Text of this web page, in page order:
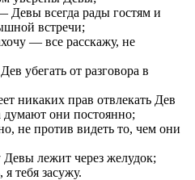
Девы всегда рады гостям и
встречи;
— все расскажу, не
убегать от разговора в
никаких прав отвлекать Дев
они постоянно;
не против видеть то, чем они
лежит через желудок;
тебя засужу.